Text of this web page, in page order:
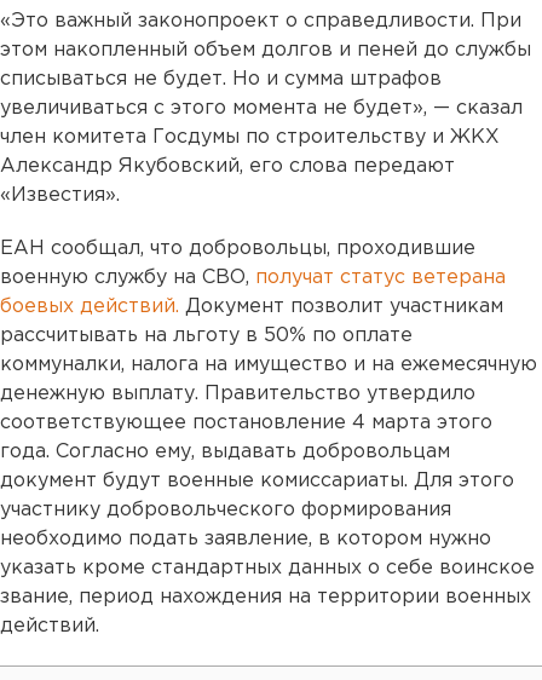
«Это важный законопроект о справедливости. При
этом накопленный объем долгов и пеней до службы
списываться не будет. Но и сумма штрафов
увеличиваться с этого момента не будет», — сказал
член комитета Госдумы по строительству и ЖКХ
Александр Якубовский, его слова передают
«Известия».
ЕАН сообщал, что добровольцы, проходившие
военную службу на СВО, получат статус ветерана
боевых действий. Документ позволит участникам
рассчитывать на льготу в 50% по оплате
коммуналки, налога на имущество и на ежемесячную
денежную выплату. Правительство утвердило
соответствующее постановление 4 марта этого
года. Согласно ему, выдавать добровольцам
документ будут военные комиссариаты. Для этого
участнику добровольческого формирования
необходимо подать заявление, в котором нужно
указать кроме стандартных данных о себе воинское
звание, период нахождения на территории военных
действий.